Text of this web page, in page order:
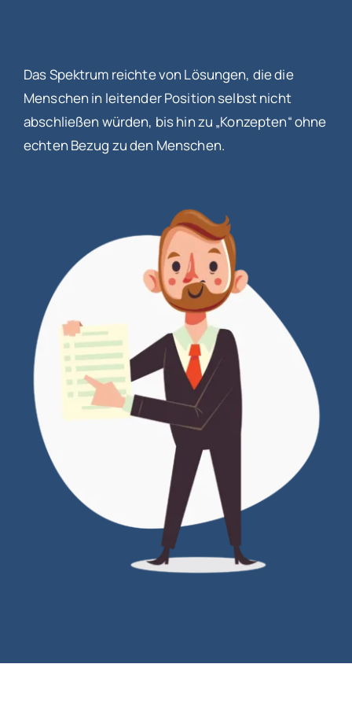
Das Spektrum reichte von Lösungen, die die
Menschen in leitender Position selbst nicht
abschließen würden, bis hin zu „Konzepten“ ohne
echten Bezug zu den Menschen.